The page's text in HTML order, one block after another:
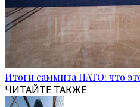
Итоги саммита НАТО: что
ЧИТАЙТЕ ТАКЖЕ